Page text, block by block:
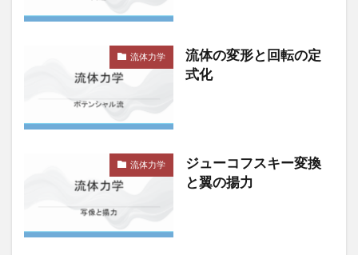
流体力学
流体の変形と回転の定
式化
流体力学
ジューコフスキー変換
と翼の揚力